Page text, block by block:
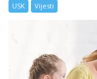
USK Vijesti